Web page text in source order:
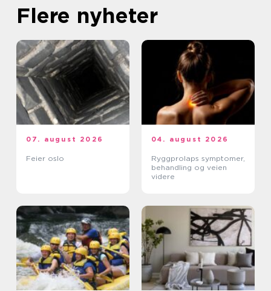
Flere nyheter
07. august 2026
Feier oslo
04. august 2026
Ryggprolaps symptomer,
behandling og veien
videre